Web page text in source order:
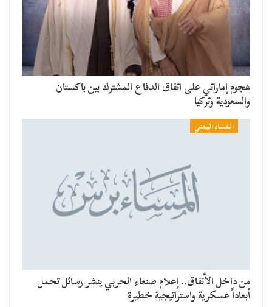
هجوم إماراتي على اتفاق الدفاع المشترك بين باكستان
والسعودية وتركيا
المساء اليمني
من داخل الأنفاق.. إعلام صنعاء الحربي ينشر رسائل تحمل
أبعاداً عسكرية واستراتيجية خطيرة